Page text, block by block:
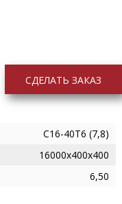
С16-40Т6 (7,8)
16000х400х400
6,50
СДЕЛАТЬ ЗАКАЗ